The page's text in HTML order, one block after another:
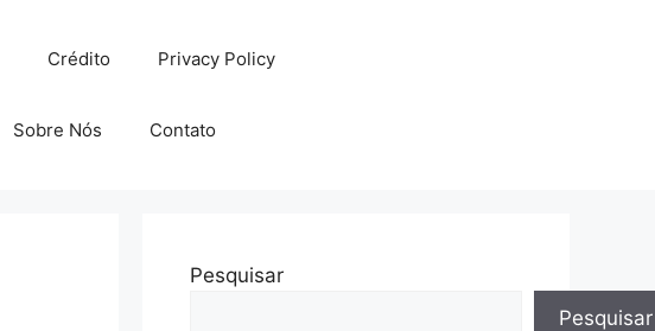
Crédito Privacy Policy
Sobre Nós Contato
Pesquisar
Pesquisar